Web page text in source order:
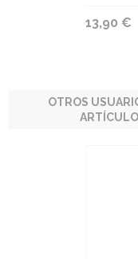
13,90 €
OTROS